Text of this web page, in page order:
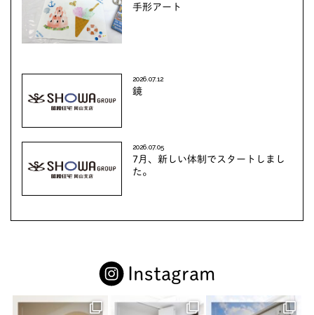
手形アート
2026.07.12
鏡
2026.07.05
7月、新しい体制でスタートしまし
た。
Instagram